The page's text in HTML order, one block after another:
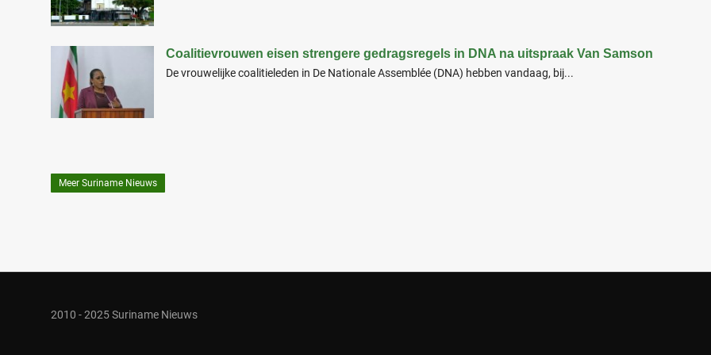
Coalitievrouwen eisen strengere gedragsregels in DNA na uitspraak Van Samson
De vrouwelijke coalitieleden in De Nationale Assemblée (DNA) hebben vandaag, bij...
Meer Suriname Nieuws
2010 - 2025 Suriname Nieuws